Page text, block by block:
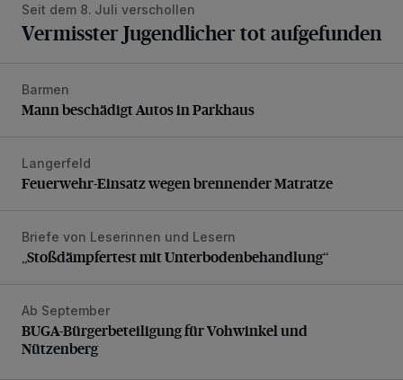
Seit dem 8. Juli verschollen
Vermisster Jugendlicher tot aufgefunden
Mann beschädigt Autos in Parkhaus
Barmen
Mann beschädigt Autos in Parkhaus
Feuerwehr-Einsatz wegen brennender Matratze
Langerfeld
Feuerwehr-Einsatz wegen brennender Matratze
„Stoßdämpfertest mit Unterbodenbehandlung“
Briefe von Leserinnen und Lesern
„Stoßdämpfertest mit Unterbodenbehandlung“
BUGA-Bürgerbeteiligung für Vohwinkel und Nützenberg
Ab September
BUGA-Bürgerbeteiligung für Vohwinkel und
Nützenberg